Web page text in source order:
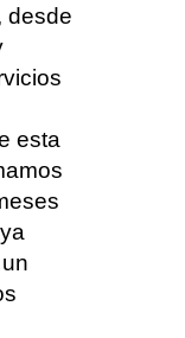
desde
esta